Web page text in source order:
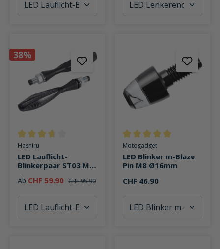
38%
Durchschnittliche Bewertung von 3.6 von 5 Sternen
Hashiru
LED Lauflicht-
Blinkerpaar ST03 M8
Ab CHF 59.90 CHF 95.90
Durchschnittliche Bewertung
Motogadget
LED Blinker m-Blaze
Pin M8 Ø16mm
CHF 46.90